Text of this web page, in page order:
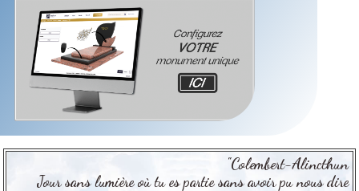
"Colembert-Alincthun
Jour sans lumière où tu es partie sans avoir pu nous dire